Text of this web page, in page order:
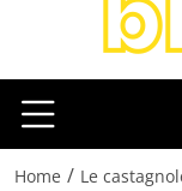
Home / Le